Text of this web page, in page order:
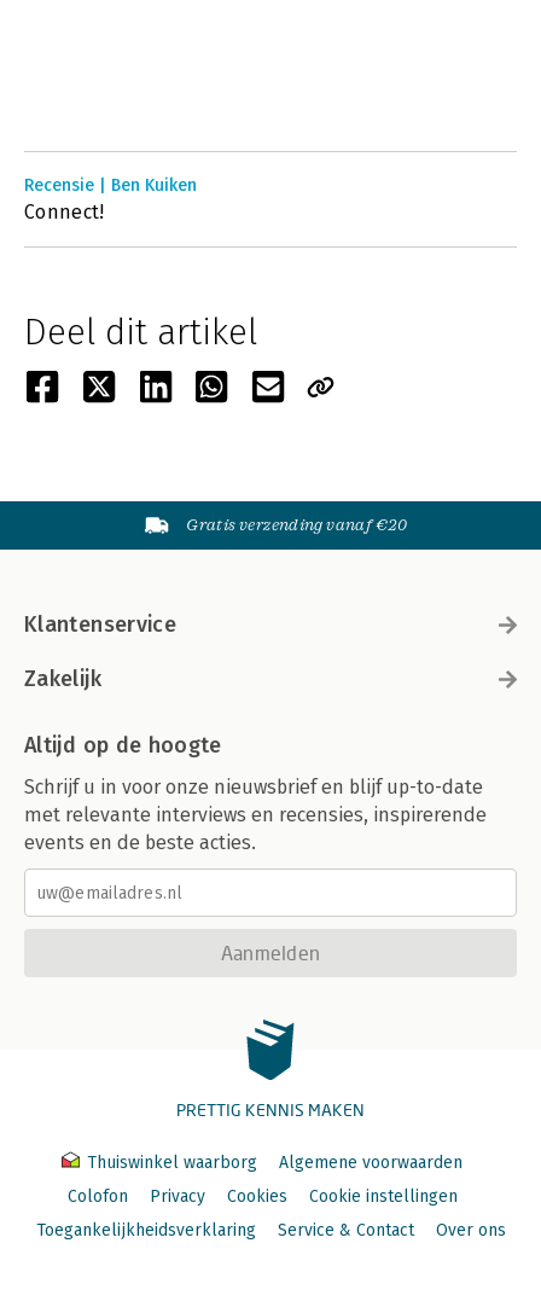
Recensie | Ben Kuiken
Connect!
Deel dit artikel
Gratis verzending vanaf €20
Klantenservice
Zakelijk
Altijd op de hoogte
Schrijf u in voor onze nieuwsbrief en blijf up-to-date
met relevante interviews en recensies, inspirerende
events en de beste acties.
Aanmelden
PRETTIG KENNIS MAKEN
Thuiswinkel waarborg
Algemene voorwaarden
Colofon
Privacy Cookies
Cookie instellingen
Toegankelijkheidsverklaring
Service & Contact Over ons